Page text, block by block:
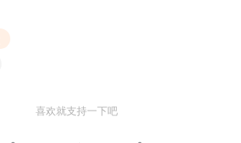
喜欢就支持一下吧